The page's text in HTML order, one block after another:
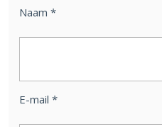
Naam *
E-mail *